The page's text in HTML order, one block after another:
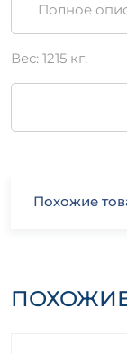
Полное
Вес: 1215 кг.
Похожие